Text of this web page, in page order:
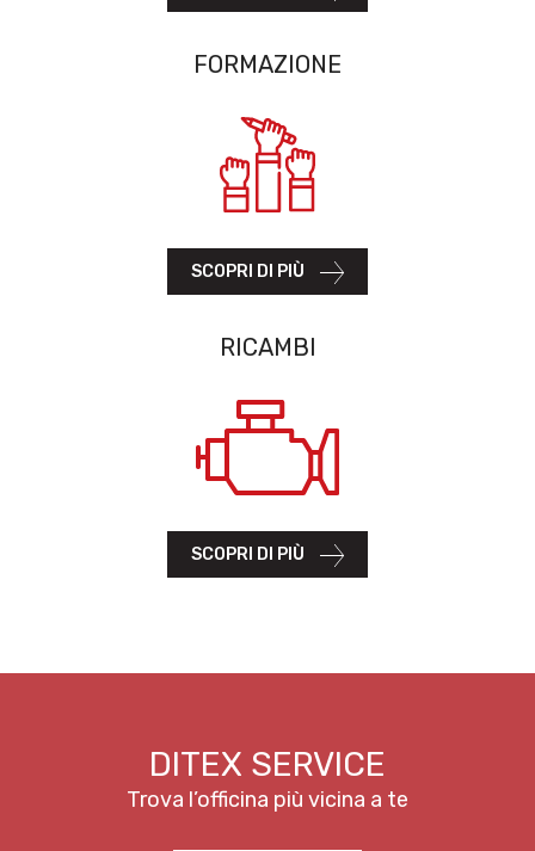
FORMAZIONE
SCOPRI DI PIÙ
RICAMBI
SCOPRI DI PIÙ
DITEX SERVICE
Trova l’officina più vicina a te